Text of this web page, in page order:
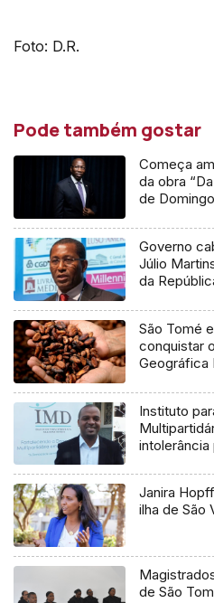
Foto: D.R.
Pode também gostar
Começa
da obra
de
Governo
Júlio
da
São Tomé
conquistar
Geográfica
Instituto
intolerância
Janira
ilha de São
de São